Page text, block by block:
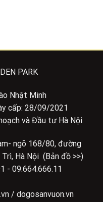
PARK
Nhật Minh
cấp: 28/09/2021
và Đầu tư Hà Nội
ngõ 168/80, đường
Trì, Hà Nội (Bản đồ >>)
- 09.664.666.11
/ dogosanvuon.vn